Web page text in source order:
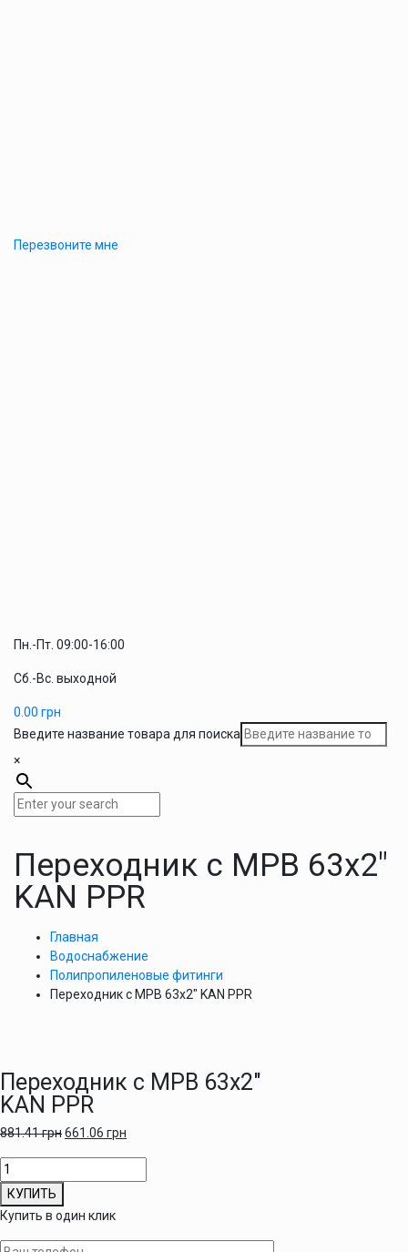
Перезвоните мне
Пн.-Пт. 09:00-16:00
Сб.-Вс. выходной
0.00 грн
Введите название товара для поиска
×
Переходник с МРВ 63х2″
KAN PPR
Главная
Водоснабжение
Полипропиленовые фитинги
Переходник с МРВ 63х2″ KAN PPR
Переходник с МРВ 63х2″
KAN PPR
881.41грн661.06 грн
Количество
товара
Переходник
с
МРВ
КУПИТЬ
Купить в один клик